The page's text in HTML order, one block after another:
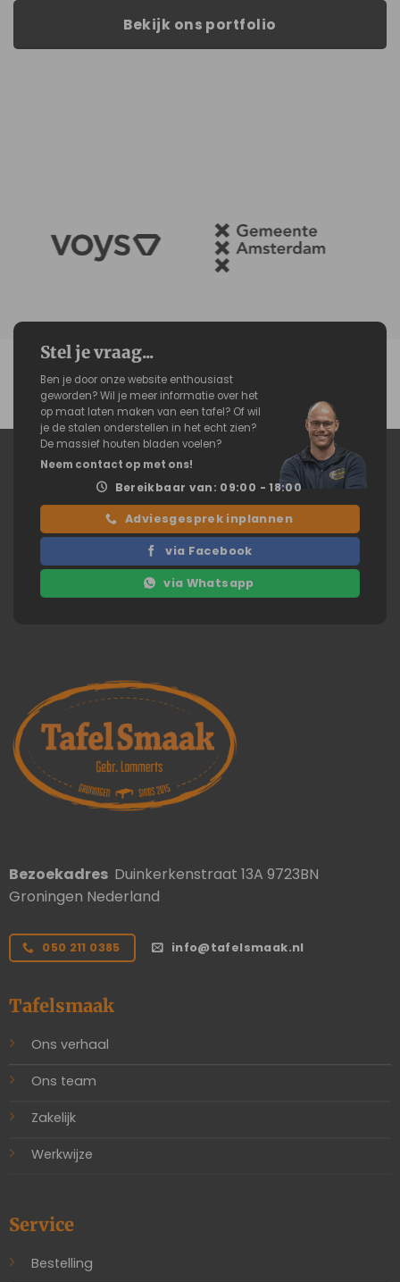
Bekijk ons portfolio
Stel je vraag...
Ben je door onze website enthousiast
geworden? Wil je meer informatie over het
op maat laten maken van een tafel? Of wil
je de stalen onderstellen in het echt zien?
De massief houten bladen voelen?
Neem contact op met ons!
Bereikbaar van: 09:00 - 18:00
Adviesgesprek inplannen
via Facebook
via Whatsapp
Bezoekadres Duinkerkenstraat 13A 9723BN
Groningen Nederland
050 211 0385 info@tafelsmaak.nl
Tafelsmaak
Ons verhaal
Ons team
Zakelijk
Werkwijze
Service
Bestelling